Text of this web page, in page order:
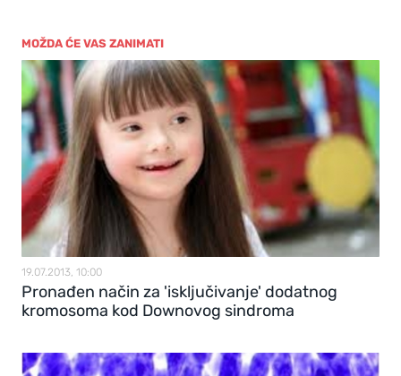
MOŽDA ĆE VAS ZANIMATI
19.07.2013, 10:00
Pronađen način za 'isključivanje' dodatnog
kromosoma kod Downovog sindroma